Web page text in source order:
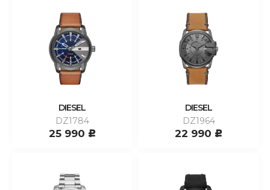
DIESEL
DZ1784
25 990 c
DIESEL
DZ1964
22 990 c